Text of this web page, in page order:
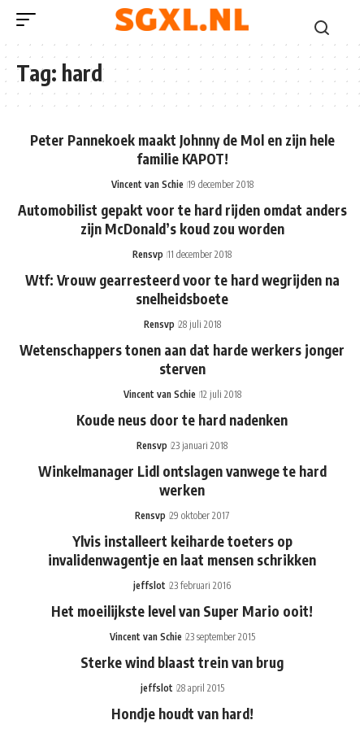
Tag: hard
Peter Pannekoek maakt Johnny de Mol en zijn hele
familie KAPOT!
Vincent van Schie 19 december 2018
Automobilist gepakt voor te hard rijden omdat anders
zijn McDonald’s koud zou worden
Rensvp 11 december 2018
Wtf: Vrouw gearresteerd voor te hard wegrijden na
snelheidsboete
Rensvp 28 juli 2018
Wetenschappers tonen aan dat harde werkers jonger
sterven
Vincent van Schie 12 juli 2018
Koude neus door te hard nadenken
Rensvp 23 januari 2018
Winkelmanager Lidl ontslagen vanwege te hard
werken
Rensvp 29 oktober 2017
Ylvis installeert keiharde toeters op
invalidenwagentje en laat mensen schrikken
jeffslot 23 februari 2016
Het moeilijkste level van Super Mario ooit!
Vincent van Schie 23 september 2015
Sterke wind blaast trein van brug
jeffslot 28 april 2015
Hondje houdt van hard!